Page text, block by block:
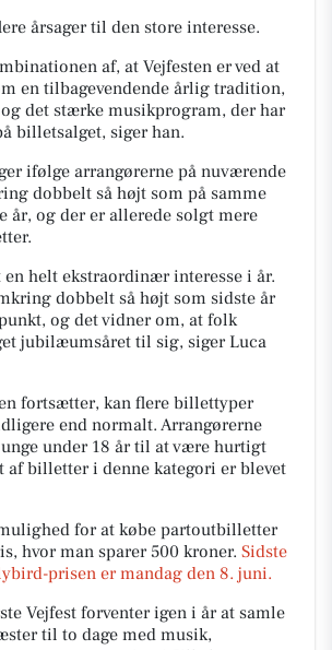
årsager til den store interesse.
af, at Vejfesten er ved at
en tilbagevendende årlig tradition,
det stærke musikprogram, der har
billetsalget, siger han.
ifølge arrangørerne på nuværende
dobbelt så højt som på samme
år, og der er allerede solgt mere
en helt ekstraordinær interesse i år.
dobbelt så højt som sidste år
og det vidner om, at folk
jubilæumsåret til sig, siger Luca
fortsætter, kan flere billettyper
end normalt. Arrangørerne
under 18 år til at være hurtigt
af billetter i denne kategori er blevet
for at købe partoutbilletter
hvor man sparer 500 kroner. Sidste
prisen er mandag den 8. juni.
Vejfest forventer igen i år at samle
til to dage med musik,